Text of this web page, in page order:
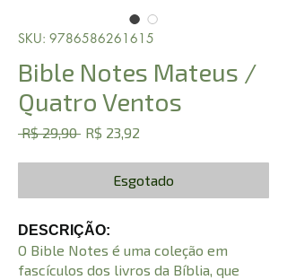
SKU: 9786586261615
Bible Notes Mateus /
Quatro Ventos
R$ 29,90 Preço
R$ 23,92
Esgotado
DESCRIÇÃO:
O Bible Notes é uma coleção em
fascículos dos livros da Bíblia, que